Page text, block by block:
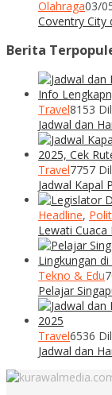
Olahraga03/
Coventry
Berita
Travel8153
Jadwal dan
Travel7757
Jadwal Kapal
Headline,
Lewati
Tekno & Edu
Pelajar
Travel6536
Jadwal dan